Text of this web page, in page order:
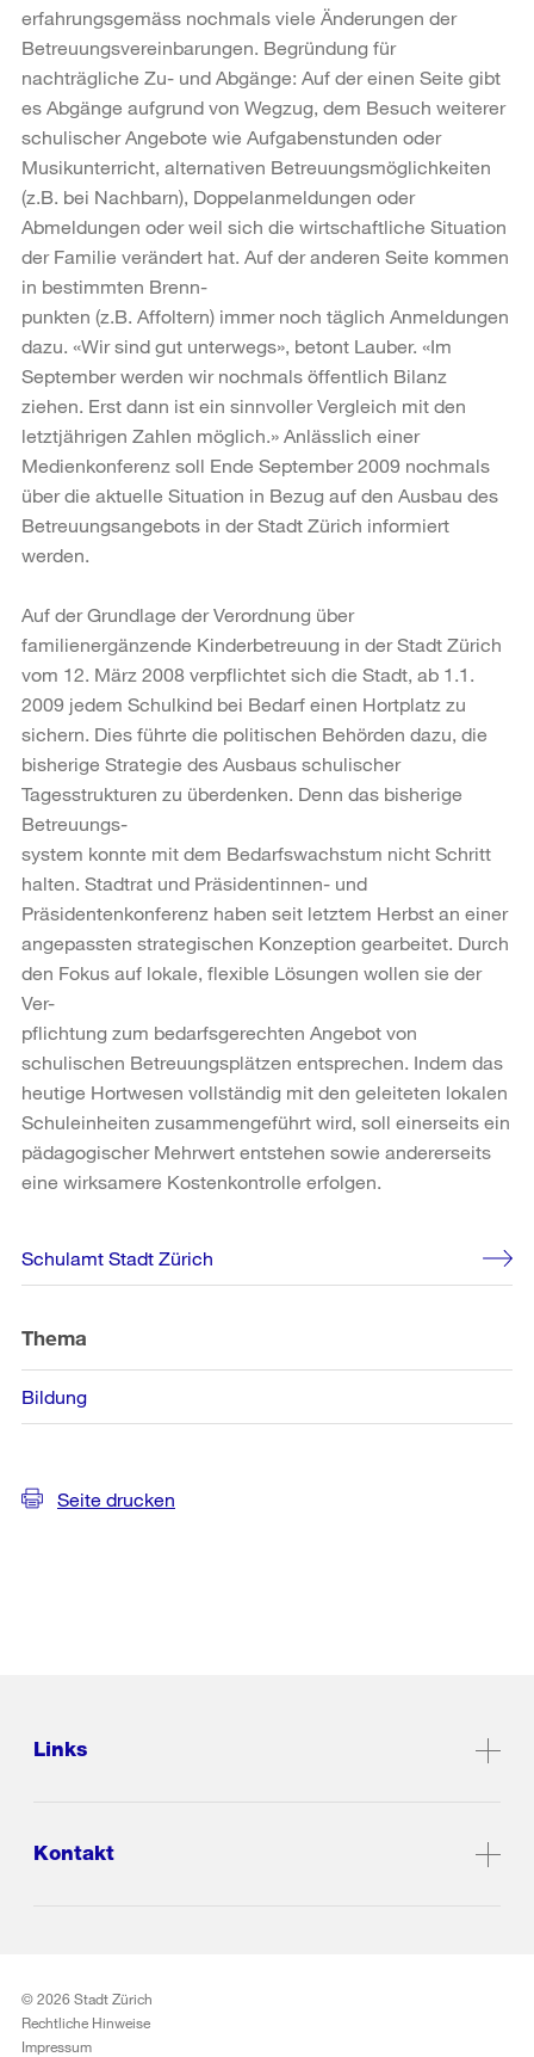
erfahrungsgemäss nochmals viele Änderungen der
Betreuungsvereinbarungen. Begründung für
nachträgliche Zu- und Abgänge: Auf der einen Seite gibt
es Abgänge aufgrund von Wegzug, dem Besuch weiterer
schulischer Angebote wie Aufgabenstunden oder
Musikunterricht, alternativen Betreuungsmöglichkeiten
(z.B. bei Nachbarn), Doppelanmeldungen oder
Abmeldungen oder weil sich die wirtschaftliche Situation
der Familie verändert hat. Auf der anderen Seite kommen
in bestimmten Brenn-
punkten (z.B. Affoltern) immer noch täglich Anmeldungen
dazu. «Wir sind gut unterwegs», betont Lauber. «Im
September werden wir nochmals öffentlich Bilanz
ziehen. Erst dann ist ein sinnvoller Vergleich mit den
letztjährigen Zahlen möglich.» Anlässlich einer
Medienkonferenz soll Ende September 2009 nochmals
über die aktuelle Situation in Bezug auf den Ausbau des
Betreuungsangebots in der Stadt Zürich informiert
werden.
Auf der Grundlage der Verordnung über
familienergänzende Kinderbetreuung in der Stadt Zürich
vom 12. März 2008 verpflichtet sich die Stadt, ab 1.1.
2009 jedem Schulkind bei Bedarf einen Hortplatz zu
sichern. Dies führte die politischen Behörden dazu, die
bisherige Strategie des Ausbaus schulischer
Tagesstrukturen zu überdenken. Denn das bisherige
Betreuungs-
system konnte mit dem Bedarfswachstum nicht Schritt
halten. Stadtrat und Präsidentinnen- und
Präsidentenkonferenz haben seit letztem Herbst an einer
angepassten strategischen Konzeption gearbeitet. Durch
den Fokus auf lokale, flexible Lösungen wollen sie der
Ver-
pflichtung zum bedarfsgerechten Angebot von
schulischen Betreuungsplätzen entsprechen. Indem das
heutige Hortwesen vollständig mit den geleiteten lokalen
Schuleinheiten zusammengeführt wird, soll einerseits ein
pädagogischer Mehrwert entstehen sowie andererseits
eine wirksamere Kostenkontrolle erfolgen.
Weitere
Informationen
Schulamt Stadt Zürich
Thema
Bildung
Seite drucken
Links
Kontakt
© 2026 Stadt Zürich
Rechtliche Hinweise
Impressum